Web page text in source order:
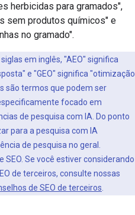
herbicidas para gramados",
sem produtos químicos" e
no gramado".
siglas em inglês, "AEO" significa
e "GEO" significa "otimização
são termos que podem ser
focado em
de pesquisa com IA. Do ponto
para a pesquisa com IA
de pesquisa no geral.
Se você estiver considerando
de terceiros, consulte nossas
de SEO de terceiros